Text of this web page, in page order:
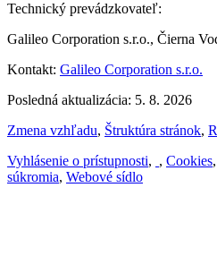
Technický prevádzkovateľ:
Galileo Corporation s.r.o., Čierna
Kontakt: Galileo Corporation s.r.o.
Posledná aktualizácia: 5. 8. 2026
Zmena vzhľadu, Štruktúra stránok,
Vyhlásenie o prístupnosti, , Cookies,
súkromia, Webové sídlo